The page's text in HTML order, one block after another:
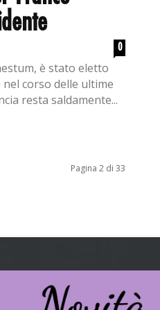
0
è stato eletto
corso delle ultime
resta saldamente...
Pagina 2 di 33